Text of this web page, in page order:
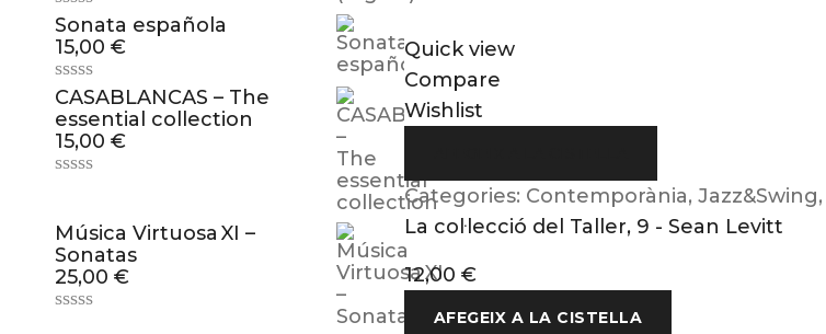
Sonata española
15,00 €
CASABLANCAS – The
essential collection
15,00 €
Música Virtuosa XI –
Sonatas
25,00 €
Quick view
Compare
Wishlist
Categories: Contemporània, Jazz&Swing,
La col·lecció del Taller, 9 - Sean Levitt
12,00 €
AFEGEIX A LA CISTELLA